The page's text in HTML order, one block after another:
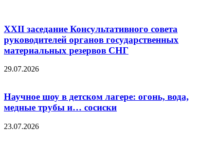
XXII заседание Консультативного совета
руководителей органов государственных
материальных резервов СНГ
29.07.2026
Научное шоу в детском лагере: огонь, вода,
медные трубы и… сосиски
23.07.2026